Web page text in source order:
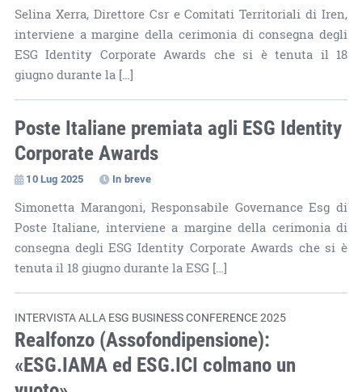
Selina Xerra, Direttore Csr e Comitati Territoriali di Iren,
interviene a margine della cerimonia di consegna degli
ESG Identity Corporate Awards che si è tenuta il 18
giugno durante la […]
Poste Italiane premiata agli ESG Identity
Corporate Awards
10 Lug 2025 In breve
Simonetta Marangoni, Responsabile Governance Esg di
Poste Italiane, interviene a margine della cerimonia di
consegna degli ESG Identity Corporate Awards che si è
tenuta il 18 giugno durante la ESG […]
INTERVISTA ALLA ESG BUSINESS CONFERENCE 2025
Realfonzo (Assofondipensione):
«ESG.IAMA ed ESG.ICI colmano un